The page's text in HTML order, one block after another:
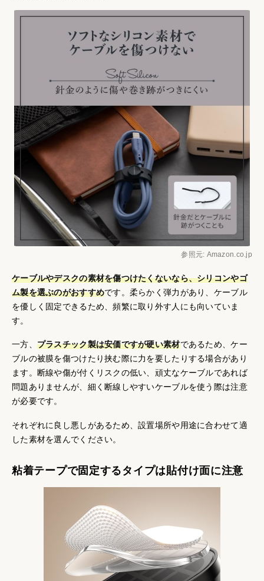
参照元: Amazon.co.jp
ケーブルやデスクの素材を傷つけたくないなら、シリコンやゴ
ム製を選ぶのがおすすめです。柔らかく弾力があり、ケーブル
を優しく固定できるため、頻繁に取り外す人にも向いていま
す。
一方、 プラスチック製は安価ですが硬い素材であるため、ケー
ブルの被膜を傷つけたり挟む際に力を要したりする場合があり
ます。断線や傷が付くリスクの低い、頑丈なケーブルであれば
問題ありませんが、細く断線しやすいケーブルを使う際は注意
が必要です。
それぞれに良し悪しがあるため、設置場所や用途に合わせて適
した素材を選んでください。
粘着テープで固定するタイプは貼付け面に注意